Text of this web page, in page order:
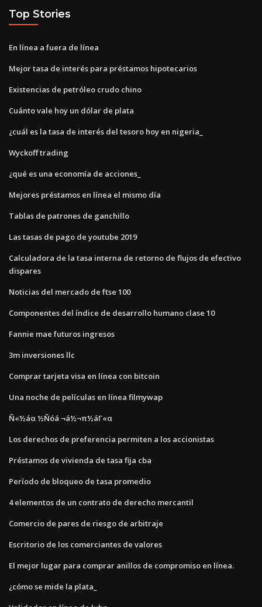
Top Stories
En línea a fuera de línea
Mejor tasa de interés para préstamos hipotecarios
Existencias de petróleo crudo chino
Cuánto vale hoy un dólar de plata
¿cuál es la tasa de interés del tesoro hoy en nigeria_
Wyckoff trading
¿qué es una economía de acciones_
Mejores préstamos en línea el mismo día
Tablas de patrones de ganchillo
Las tasas de pago de youtube 2019
Calculadora de la tasa interna de retorno de flujos de efectivo
dispares
Noticias del mercado de ftse 100
Componentes del índice de desarrollo humano clase 10
Fannie mae futuros ingresos
3m inversiones llc
Comprar tarjeta visa en línea con bitcoin
Una noche de películas en línea filmywap
Ñ«½áα ½Ñóá ¬á½¬π½áΓ«α
Los derechos de preferencia permiten a los accionistas
Préstamos de vivienda de tasa fija cba
Período de bloqueo de tasa promedio
4 elementos de un contrato de derecho mercantil
Comercio de pares de riesgo de arbitraje
Escritorio de los comerciantes de valores
El mejor lugar para comprar anillos de compromiso en línea.
¿cómo se mide la plata_